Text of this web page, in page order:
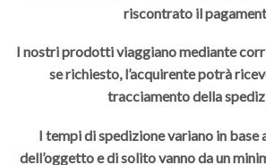
riscontrato il
I nostri prodotti viaggiano mediante
se richiesto, l’acquirente potrà
tracciamento della
I tempi di spedizione variano in
dell’oggetto e di solito vanno da un